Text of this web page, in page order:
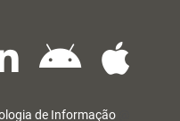
de Informação